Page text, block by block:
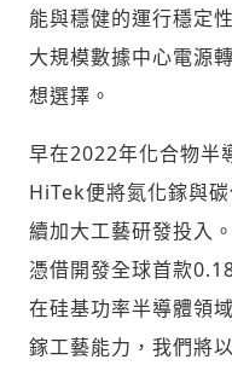
登入或註冊
輸入 Email
能與穩健的運行穩定
大規模數據中心電源
想選擇。
早在2022年化合物半
HiTek便將氮化鎵與
續加大工藝研發投入
憑借開發全球首款
在硅基功率半導體領
鎵工藝能力，我們將